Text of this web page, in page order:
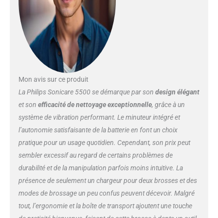
concentre sur l'élimination de la
plaque dentaire pour des
performances de nettoyage
supérieures, tandis que le mode
White s'attache à éliminer les
taches en surface pour un
protégez vos gencives grâce à
l'alerte de pression intelligente,
tout en réduisant les vibrations
lorsque vous brossez trop fort
Brossage en douceur : la
fonction EasyStart augmente
doucement la puissance de
brossage au cours des 14
premières séances de brossage
pour vous aider à vous habituer
à votre brosse à dents Philips
Sonicare Pour que vous soyez
Mon avis sur ce produit
La Philips Sonicare 5500 se démarque par son design élégant
et son efficacité de nettoyage exceptionnelle, grâce à un
système de vibration performant. Le minuteur intégré et
l’autonomie satisfaisante de la batterie en font un choix
pratique pour un usage quotidien. Cependant, son prix peut
sembler excessif au regard de certains problèmes de
durabilité et de la manipulation parfois moins intuitive. La
présence de seulement un chargeur pour deux brosses et des
modes de brossage un peu confus peuvent décevoir. Malgré
tout, l’ergonomie et la boîte de transport ajoutent une touche